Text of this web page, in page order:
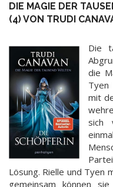
DIE MAGIE DER
(4) VON TRUDI
Die
die
Tyen
mit
sich
Lösung. Rielle und Tyen
gemeinsam können